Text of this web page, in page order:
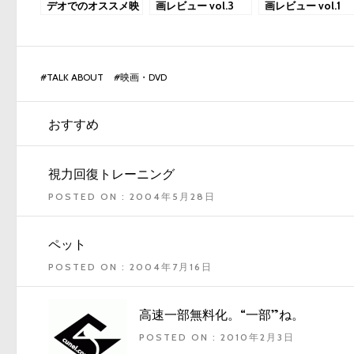
デオでのオススメ映
画レビュー vol.3
画レビュー vol.1
#TALK ABOUT #映画・DVD
おすすめ
視力回復トレーニング
POSTED ON : 2004年5月28日
ペット
POSTED ON : 2004年7月16日
高速一部無料化。“一部”ね。
POSTED ON : 2010年2月3日